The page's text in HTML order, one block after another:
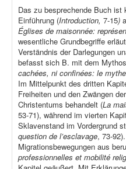
Das zu besprechende Buch ist
Einführung (Introduction, 7-15)
Églises de maisonnée:
wesentliche Grundbegriffe
Verständnis der Darlegungen
befasst sich B. mit dem
cachées, ni confinées: le
Im Mittelpunkt des dritten
Freiheiten und den Zwängen
Christentums behandelt (La
53-71), während im vierten
Sklavenstand im Vordergrund
question de l’esclavage, 73-
Migrationsbewegungen aus
professionnelles et mobilité